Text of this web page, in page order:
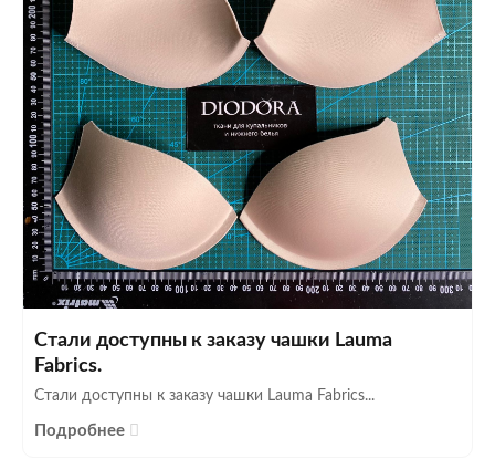
Стали доступны к заказу чашки Lauma
Fabrics.
Стали доступны к заказу чашки Lauma Fabrics...
Подробнее